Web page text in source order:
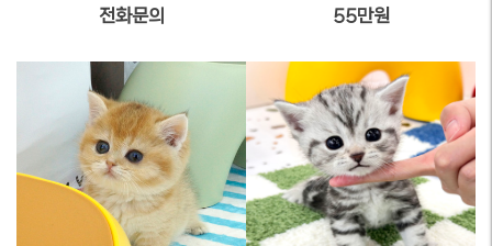
전화문의
55만원